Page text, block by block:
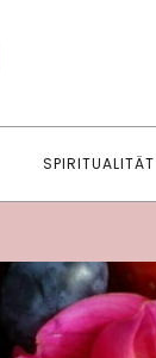
SPIRITUALITÄT